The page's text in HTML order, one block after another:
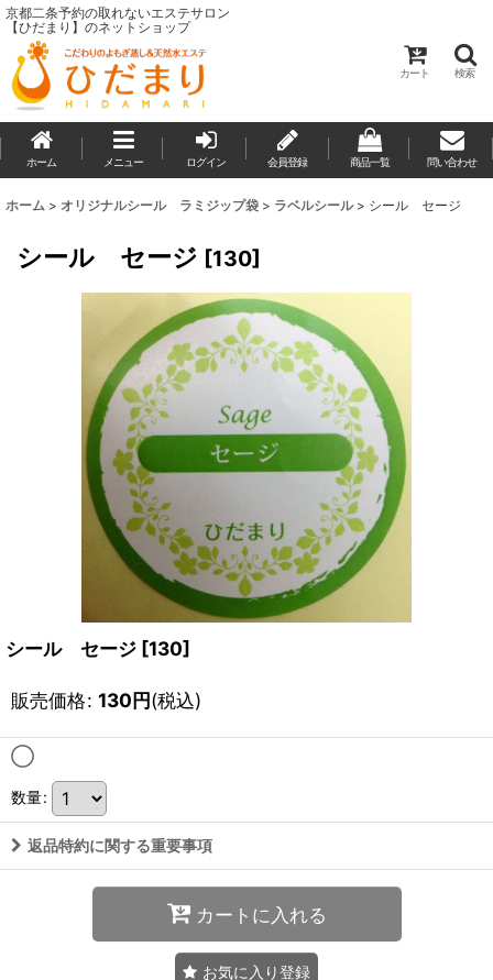
京都二条予約の取れないエステサロン
【ひだまり】のネットショップ
カート 検索
ホーム メニュー ログイン 会員登録 商品一覧 問い合わせ
ホーム > オリジナルシール ラミジップ袋 > ラベルシール > シール セージ
シール セージ [130]
シール セージ [130]
販売価格: 130円(税込)
◯
数量:
返品特約に関する重要事項
カートに入れる
お気に入り登録